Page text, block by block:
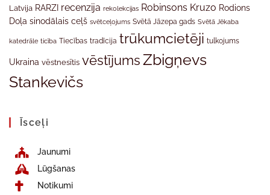
Latvija RARZI recenzija rekolekcijas Robinsons Kruzo Rodions
Doļa sinodālais ceļš svētceļojums Svētā Jāzepa gads Svētā Jēkaba
katedrāle ticība Tiecības tradīcija trūkumcietēji tulkojums
Ukraina vēstnesītis vēstījumsZbigņevs
Stankevičs
Īsceļi
Jaunumi
Lūgšanas
Notikumi